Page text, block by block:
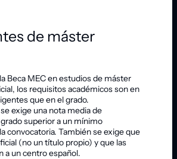
de máster
Beca MEC en estudios de máster
los requisitos académicos son en
que en el grado.
exige una nota media de
superior a un mínimo
convocatoria. También se exige que
(no un título propio) y que las
a un centro español.